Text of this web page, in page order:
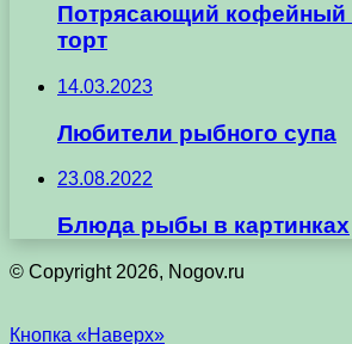
Потрясающий кофейный
торт
14.03.2023
Любители рыбного супа
23.08.2022
Блюда рыбы в картинках
© Copyright 2026, Nogov.ru
Кнопка «Наверх»